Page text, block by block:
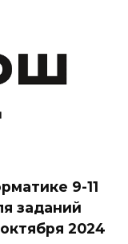
9-11
заданий
2024